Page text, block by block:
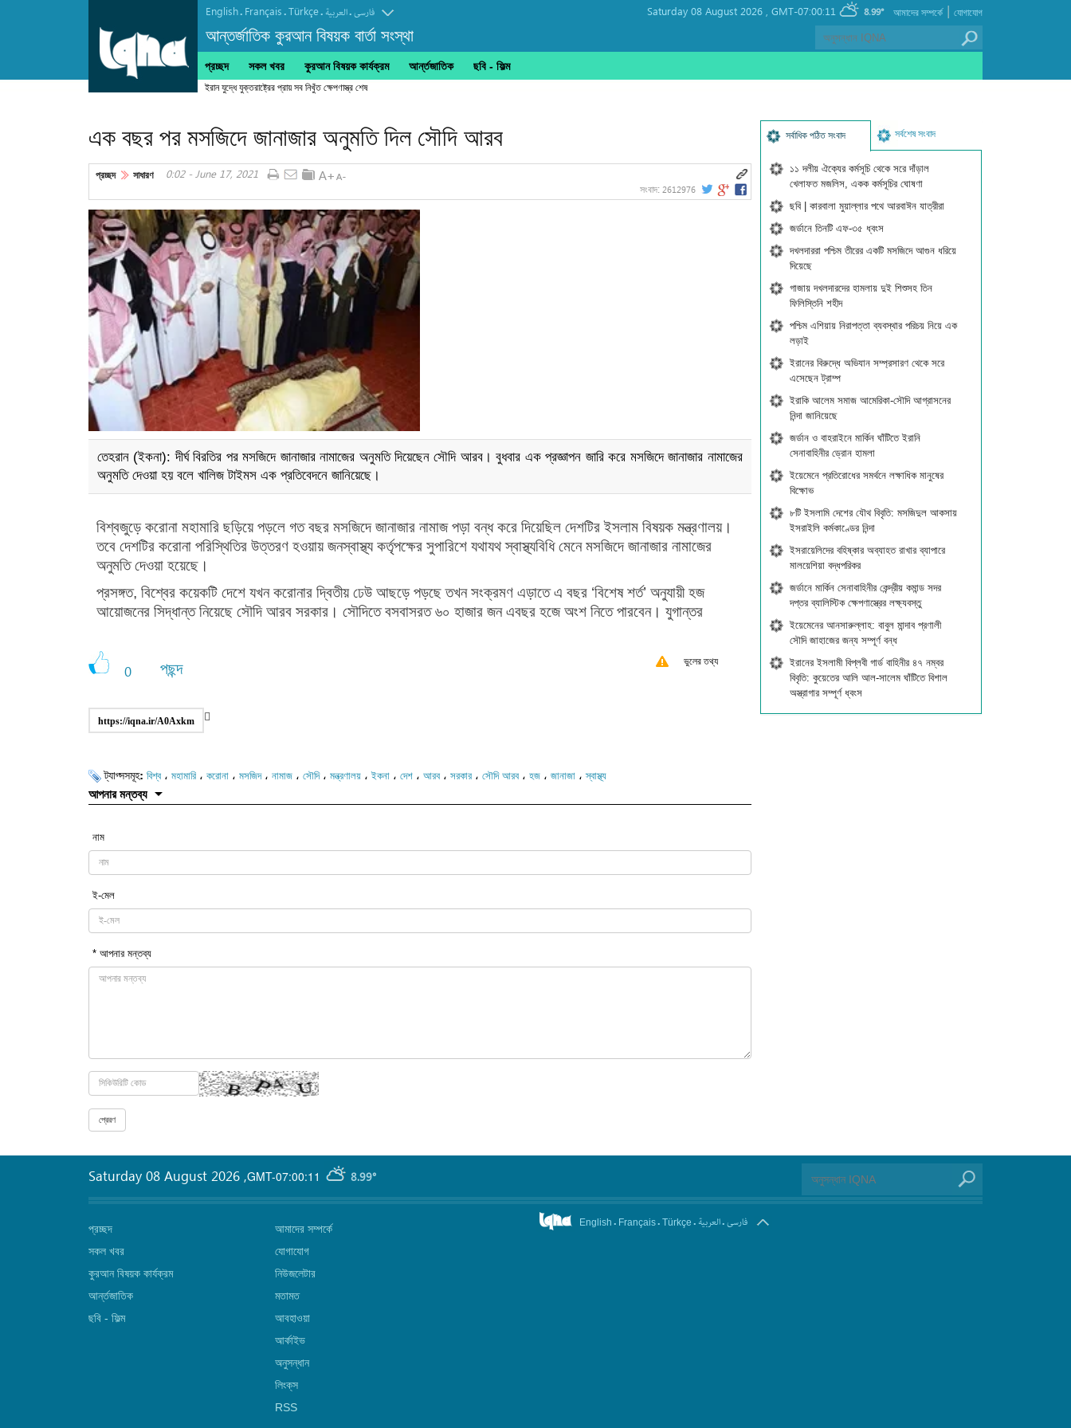
English. Français.Türkçe. العربیة.فارسی
আন্তর্জাতিক কুরআন বিষয়ক বার্তা সংস্থা
Saturday 08 August 2026 , GMT-07:00:11 8.99° যোগাযোগ
|
আমাদের সম্পর্কে
প্রচ্ছদ সকল খবর কুরআন বিষয়ক কার্যক্রম আর্ন্তজাতিক ছবি‎ - ফিল্ম
ইরান যুদ্ধে যুক্তরাষ্ট্রের প্রায় সব নিখুঁত ক্ষেপণাস্ত্র শেষ
এক বছর পর মসজিদে জানাজার অনুমতি দিল সৌদি আরব
প্রচ্ছদ সাধারণ 0:02 - June 17, 2021
সংবাদ: 2612976
তেহরান (ইকনা): দীর্ঘ বিরতির পর মসজিদে জানাজার নামাজের অনুমতি দিয়েছেন সৌদি আরব। বুধবার এক প্রজ্ঞাপন জারি করে মসজিদে জানাজার নামাজের
অনুমতি দেওয়া হয় বলে খালিজ টাইমস এক প্রতিবেদনে জানিয়েছে।
বিশ্বজুড়ে করোনা মহামারি ছড়িয়ে পড়লে গত বছর মসজিদে জানাজার নামাজ পড়া বন্ধ করে দিয়েছিল দেশটির ইসলাম বিষয়ক মন্ত্রণালয়।
তবে দেশটির করোনা পরিস্থিতির ‍উত্তরণ হওয়ায় জনস্বাস্থ্য কর্তৃপক্ষের সুপারিশে যথাযথ স্বাস্থ্যবিধি মেনে মসজিদে জানাজার নামাজের
অনুমতি দেওয়া হয়েছে।
প্রসঙ্গত, বিশ্বের কয়েকটি দেশে যখন করোনার দ্বিতীয় ঢেউ আছড়ে পড়ছে তখন সংক্রমণ এড়াতে এ বছর ‘বিশেষ শর্ত’ অনুযায়ী হজ
আয়োজনের সিদ্ধান্ত নিয়েছে সৌদি আরব সরকার। সৌদিতে বসবাসরত ৬০ হাজার জন এবছর হজে অংশ নিতে পারবেন। যুগান্তর
0 পছন্দ ভুলের তথ্য
https://iqna.ir/A0Axkm
ট্যাগ্সসমূহ: বিশ্ব ، মহামারি ، করোনা ، মসজিদ، নামাজ ، সৌদি، মন্ত্রণালয় ،ইকনা ، দেশ ، আরব ، সরকার ، সৌদি আরব ، হজ ، জানাজা ،স্বাস্থ্য
আপনার মন্তব্য
নাম
ই-মেল
* আপনার মন্তব্য
সর্বাধিক পঠিত সংবাদ সর্বশেষ সংবাদ
১১ দলীয় ঐক্যের কর্মসূচি থেকে সরে দাঁড়াল
খেলাফত মজলিস, একক কর্মসূচির ঘোষণা
ছবি | কারবালা মুয়াল্লার পথে আরবাঈন যাত্রীরা
জর্ডানে তিনটি এফ-৩৫ ধ্বংস
দখলদাররা পশ্চিম তীরের একটি মসজিদে আগুন ধরিয়ে
দিয়েছে
গাজায় দখলদারদের হামলায় দুই শিশুসহ তিন
ফিলিস্তিনি শহীদ
পশ্চিম এশিয়ায় নিরাপত্তা ব্যবস্থার পরিচয় নিয়ে এক
লড়াই
ইরানের বিরুদ্ধে অভিযান সম্প্রসারণ থেকে সরে
এসেছেন ট্রাম্প
ইরাকি আলেম সমাজ আমেরিকা-সৌদি আগ্রাসনের
নিন্দা জানিয়েছে
জর্ডান ও বাহরাইনে মার্কিন ঘাঁটিতে ইরানি
সেনাবাহিনীর ড্রোন হামলা
ইয়েমেনে প্রতিরোধের সমর্থনে লক্ষাধিক মানুষের
বিক্ষোভ
৮টি ইসলামি দেশের যৌথ বিবৃতি: মসজিদুল আকসায়
ইসরাইলি কর্মকাণ্ডের নিন্দা
ইসরায়েলিদের বহিষ্কার অব্যাহত রাখার ব্যাপারে
মালয়েশিয়া বদ্ধপরিকর
জর্ডানে মার্কিন সেনাবাহিনীর কেন্দ্রীয় কমান্ড সদর
দপ্তর ব্যালিস্টিক ক্ষেপণাস্ত্রের লক্ষ্যবস্তু
ইয়েমেনের আনসারুল্লাহ: বাবুল মান্দাব প্রণালী
সৌদি জাহাজের জন্য সম্পূর্ণ বন্ধ
ইরানের ইসলামী বিপ্লবী গার্ড বাহিনীর ৪৭ নম্বর
বিবৃতি: কুয়েতের আলি আল-সালেম ঘাঁটিতে বিশাল
অস্ত্রাগার সম্পূর্ণ ধ্বংস
GMT-07:00:11 8.99°
Saturday 08 August 2026 ,
প্রচ্ছদ
সকল খবর
কুরআন বিষয়ক কার্যক্রম
আর্ন্তজাতিক
ছবি‎ - ফিল্ম
আমাদের সম্পর্কে
যোগাযোগ
নিউজলেটার
মতামত
আবহাওয়া
আর্কাইভ
অনুসন্ধান
লিংক্‌স
RSS
English . Français. Türkçe . العربیة.فارسی